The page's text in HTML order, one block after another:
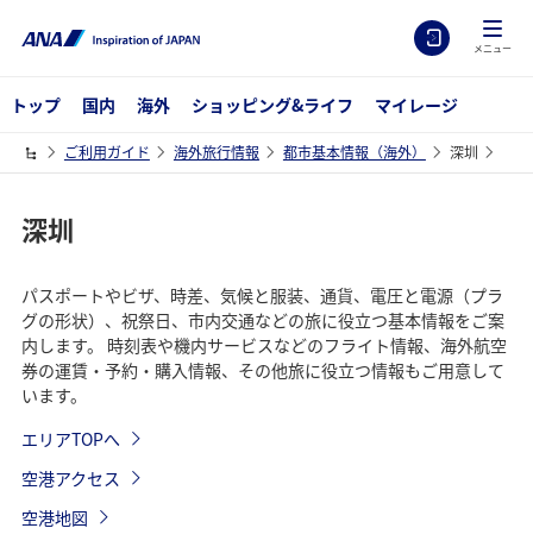
メニュー
トップ 国内 海外 ショッピング&ライフ マイレージ
ご利用ガイド 海外旅行情報 都市基本情報（海外） 深圳
深圳
パスポートやビザ、時差、気候と服装、通貨、電圧と電源（プラ
グの形状）、祝祭日、市内交通などの旅に役立つ基本情報をご案
内します。 時刻表や機内サービスなどのフライト情報、海外航空
券の運賃・予約・購入情報、その他旅に役立つ情報もご用意して
います。
エリアTOPへ
空港アクセス
空港地図